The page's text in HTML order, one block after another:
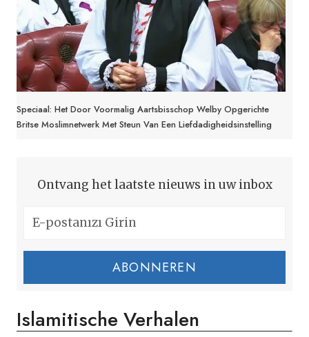
Speciaal: Het Door Voormalig Aartsbisschop Welby Opgerichte
Britse Moslimnetwerk Met Steun Van Een Liefdadigheidsinstelling
Ontvang het laatste nieuws in uw inbox
ABONNEREN
Islamitische Verhalen